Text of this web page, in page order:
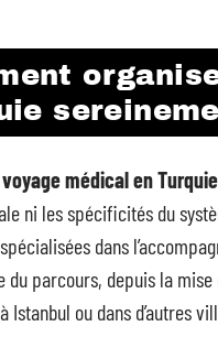
voyage médical en Turquie
ni les spécificités du
dans
du parcours, depuis la
Istanbul ou dans d’autres